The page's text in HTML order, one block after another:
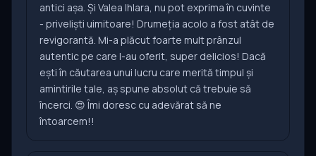
antici așa. Și Valea Ihlara, nu pot exprima în cuvinte
- priveliști uimitoare! Drumeția acolo a fost atât de
revigorantă. Mi-a plăcut foarte mult prânzul
autentic pe care l-au oferit, super delicios! Dacă
ești în căutarea unui lucru care merită timpul și
amintirile tale, aș spune absolut că trebuie să
încerci. 😍 Îmi doresc cu adevărat să ne
întoarcem!!